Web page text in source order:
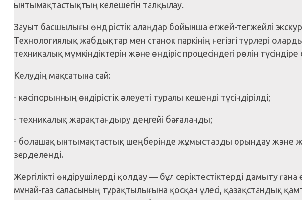
ынтымақтастықтың келешегін талқылау.
Зауыт басшылығы өндірістік алаңдар бойынша егжей-тегжейлі
Технологиялық жабдықтар мен станок паркінің негізгі түрлері
техникалық мүмкіндіктерін және өндіріс процесіндегі рөлін
Келудің мақсатына сай:
- кәсіпорынның өндірістік әлеуеті туралы кешенді түсіндірілді;
- техникалық жарақтандыру деңгейі бағаланды;
- болашақ ынтымақтастық шеңберінде жұмыстарды орындау және
зерделенді.
Жергілікті өндірушілерді қолдау — бұл серіктестіктерді дамыту
мұнай-газ саласының тұрақтылығына қосқан үлесі, қазақстандық